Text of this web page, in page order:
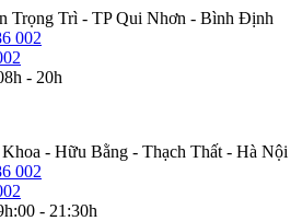
Trọng Trì - TP Qui Nhơn - Bình Định
002
- 20h
- Hữu Bằng - Thạch Thất - Hà Nội
002
- 21:30h